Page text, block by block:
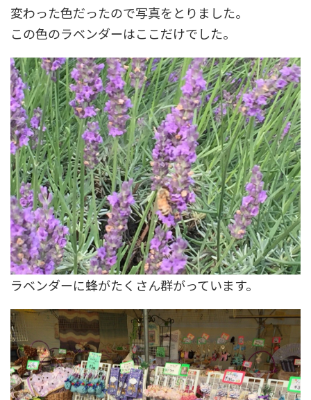
変わった色だったので写真をとりました。
この色のラベンダーはここだけでした。
ラベンダーに蜂がたくさん群がっています。